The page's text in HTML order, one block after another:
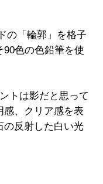
の「輪郭」を格子
色の色鉛筆を使
トは影だと思って
感、クリア感を表
の反射した白い光